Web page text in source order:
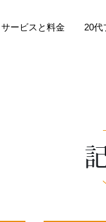
サービスと料金 20代